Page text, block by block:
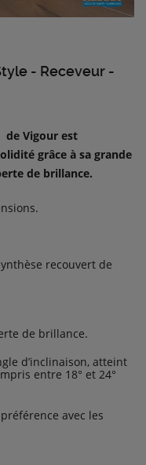
- Receveur -
de Vigour est
grâce à sa grande
de brillance.
recouvert de
de brillance.
d’inclinaison, atteint
entre 18° et 24°
avec les